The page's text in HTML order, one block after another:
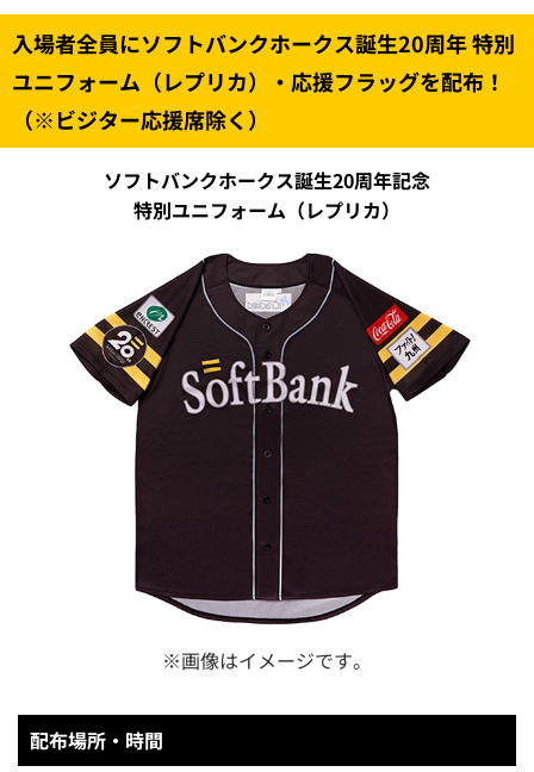
入場者全員にソフトバンクホークス誕生20周年 特別
ユニフォーム（レプリカ）・応援フラッグを配布！
（※ビジター応援席除く）
ソフトバンクホークス誕生20周年記念
特別ユニフォーム（レプリカ）
※画像はイメージです。
配布場所・時間